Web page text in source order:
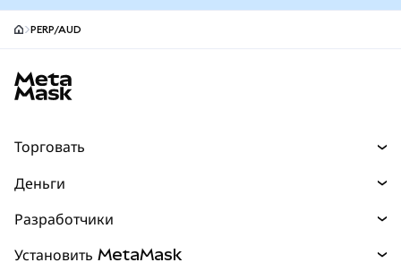
PERP/AUD
Торговать
Прогнозы
Перпы НОВИНКА
Деньги
mUSD
Разработчики
Установить MetaMask